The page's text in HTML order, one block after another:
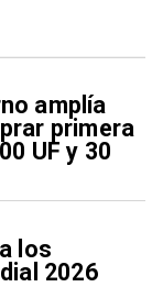
amplía
primera
UF y 30
los
2026